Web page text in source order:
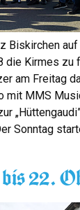
Biskirchen auf
die Kirmes zu
am Freitag
MMS
Sonntag
22.